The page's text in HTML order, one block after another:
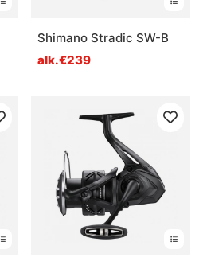
Shimano Stradic SW-B
alk.€239